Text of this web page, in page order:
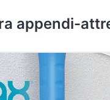
appendi-